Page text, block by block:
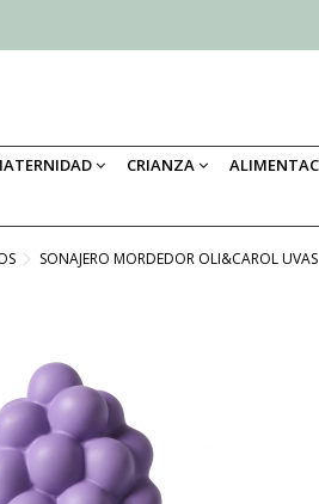
CRIANZA
SONAJERO MORDEDOR OLI&CAROL UVAS